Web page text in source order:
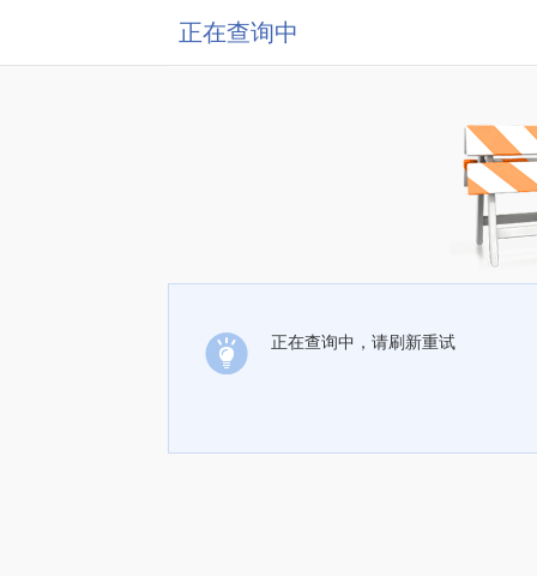
正在查询中
正在查询中，请刷新重试